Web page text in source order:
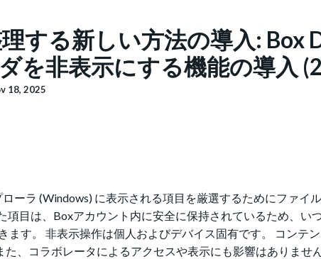
する新しい方法の導入: Box
を非表示にする機能の導入
18, 2025
ーラ (Windows) に表示される項目を厳選するためにファイ
項目は、Boxアカウント内に安全に保持されているため、い
ます。 非表示操作は個人およびデバイス固有です。 コンテ
た、コラボレータによるアクセスや表示にも影響はありませ